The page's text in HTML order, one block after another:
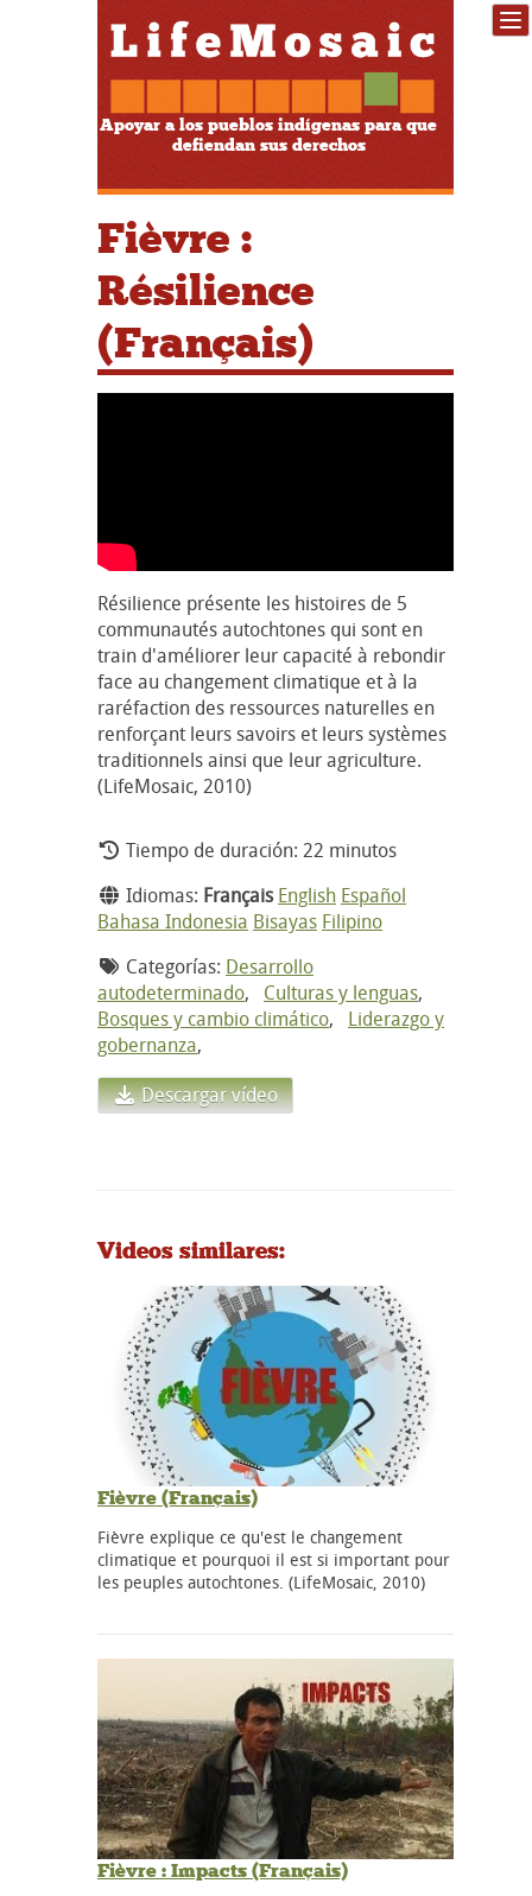
Apoyar a los pueblos indígenas para que
defiendan sus derechos
Fièvre :
Résilience
(Français)
Résilience présente les histoires de 5
communautés autochtones qui sont en
train d'améliorer leur capacité à rebondir
face au changement climatique et à la
raréfaction des ressources naturelles en
renforçant leurs savoirs et leurs systèmes
traditionnels ainsi que leur agriculture.
(LifeMosaic, 2010)
Tiempo de duración: 22 minutos
Idiomas: Français English Español
Bahasa Indonesia Bisayas Filipino
Categorías: Desarrollo
autodeterminado, Culturas y lenguas,
Bosques y cambio climático, Liderazgo y
gobernanza,
Descargar vídeo
Videos similares:
Fièvre (Français)
Fièvre explique ce qu'est le changement
climatique et pourquoi il est si important pour
les peuples autochtones. (LifeMosaic, 2010)
Fièvre : Impacts (Français)